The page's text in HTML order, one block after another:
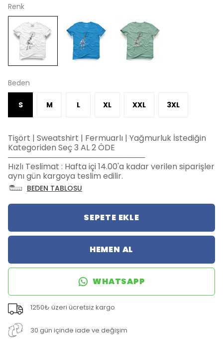
Renk
Beden
S M L XL XXL 3XL
Tişört | Sweatshirt | Fermuarlı | Yağmurluk İstediğin
Kategoriden Seç 3 AL 2 ÖDE
─────────────────────────
Hızlı Teslimat : Hafta içi 14.00'a kadar verilen siparişler
aynı gün kargoya teslim edilir.
BEDEN TABLOSU
SEPETE EKLE
HEMEN AL
WHATSAPP
1250₺ üzeri ücretsiz kargo
30 gün içinde iade ve değişim